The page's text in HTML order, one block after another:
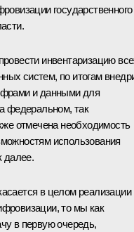
государственного
инвентаризацию
систем, по итогам
и данными для
федеральном, так
отмечена необходимость
использования
далее.
в целом реализации
то мы как
в первую очередь,